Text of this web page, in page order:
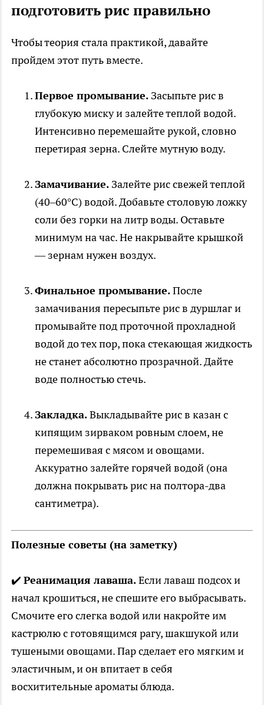
подготовить рис правильно
Чтобы теория стала практикой, давайте
пройдем этот путь вместе.
Первое промывание. Засыпьте рис в
глубокую миску и залейте теплой водой.
Интенсивно перемешайте рукой, словно
перетирая зерна. Слейте мутную воду.
Замачивание. Залейте рис свежей теплой
(40–60°C) водой. Добавьте столовую ложку
соли без горки на литр воды. Оставьте
минимум на час. Не накрывайте крышкой
— зернам нужен воздух.
Финальное промывание.После
замачивания пересыпьте рис в дуршлаг и
промывайте под проточной прохладной
водой до тех пор, пока стекающая жидкость
не станет абсолютно прозрачной. Дайте
воде полностью стечь.
Закладка.Выкладывайте рис в казан с
кипящим зирваком ровным слоем, не
перемешивая с мясом и овощами.
Аккуратно залейте горячей водой (она
должна покрывать рис на полтора-два
сантиметра).
Полезные советы (на заметку)
✔️ Реанимация лаваша.Если лаваш подсох и
начал крошиться, не спешите его выбрасывать.
Смочите его слегка водой или накройте им
кастрюлю с готовящимся рагу, шакшукой или
тушеными овощами. Пар сделает его мягким и
эластичным, и он впитает в себя
восхитительные ароматы блюда.